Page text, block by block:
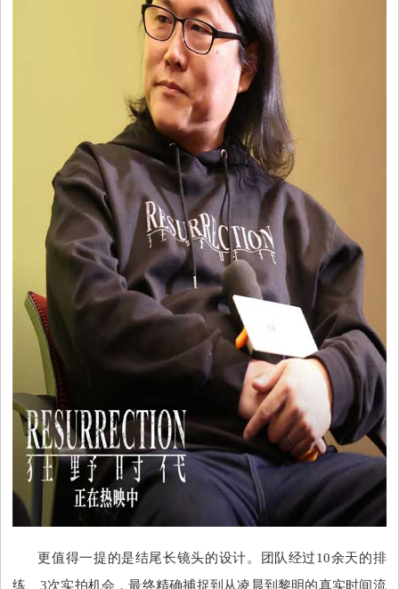
更值得一提的是结尾长镜头的设计。团队经过10余天的排
练、3次实拍机会，最终精确捕捉到从凌晨到黎明的真实时间流